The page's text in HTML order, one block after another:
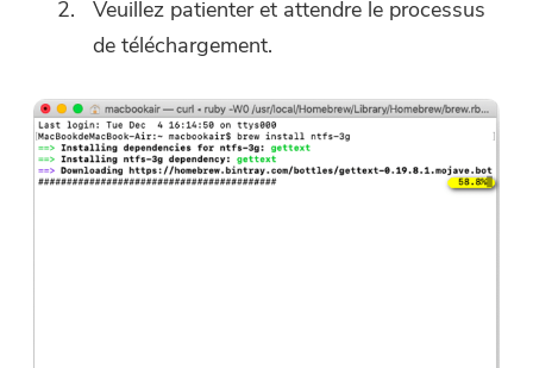
Veuillez patienter et attendre le processus
de téléchargement.